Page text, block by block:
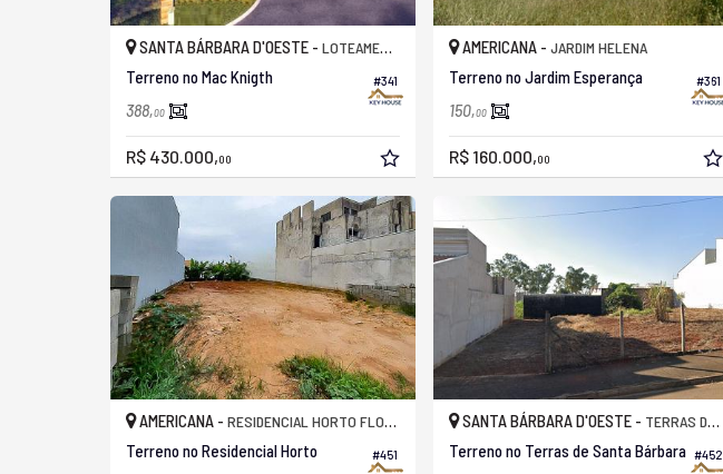
#341
SANTA BÁRBARA D'OESTE - LOTEAMENTO RESIDENCIAL MAC KNIGHT
Terreno no Mac Knigth
388,00
R$ 430.000,00
#361
AMERICANA - JARDIM HELENA
Terreno no Jardim Esperança
150,00
R$ 160.000,00
#451
AMERICANA - RESIDENCIAL HORTO FLORESTAL JACYRA I
Terreno no Residencial Horto #452
SANTA BÁRBARA D'OESTE - TERRAS DE SANTA BÁRBARA
Terreno no Terras de Santa Bárbara